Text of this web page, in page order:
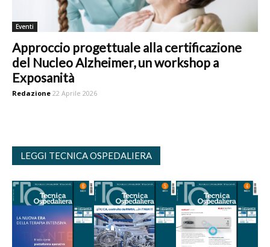
Eventi
Approccio progettuale alla certificazione
del Nucleo Alzheimer, un workshop a
Exposanità
Redazione 22 Aprile 2026
LEGGI TECNICA OSPEDALIERA